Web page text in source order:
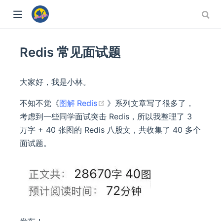
Redis 常见面试题
大家好，我是小林。
不知不觉《图解 Redis (opens new window)
》系列文章写了很多了，
考虑到一些同学面试突击 Redis，所以我整理了 3
万字 + 40 张图的 Redis 八股文，共收集了 40 多个
面试题。